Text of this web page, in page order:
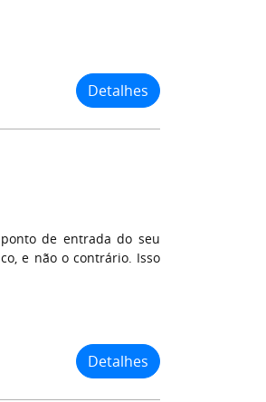
Detalhes
de entrada do seu
e não o contrário. Isso
Detalhes